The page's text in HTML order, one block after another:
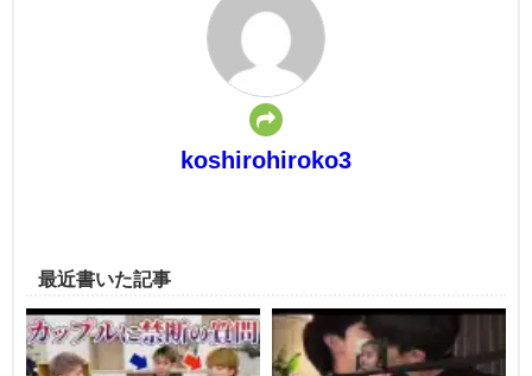
koshirohiroko3
最近書いた記事